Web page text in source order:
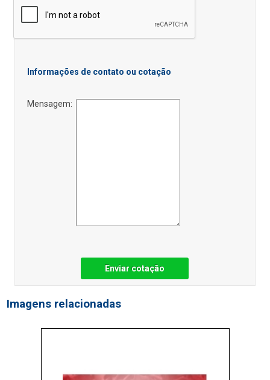
Informações de contato ou cotação
Mensagem:
Enviar cotação
Imagens relacionadas